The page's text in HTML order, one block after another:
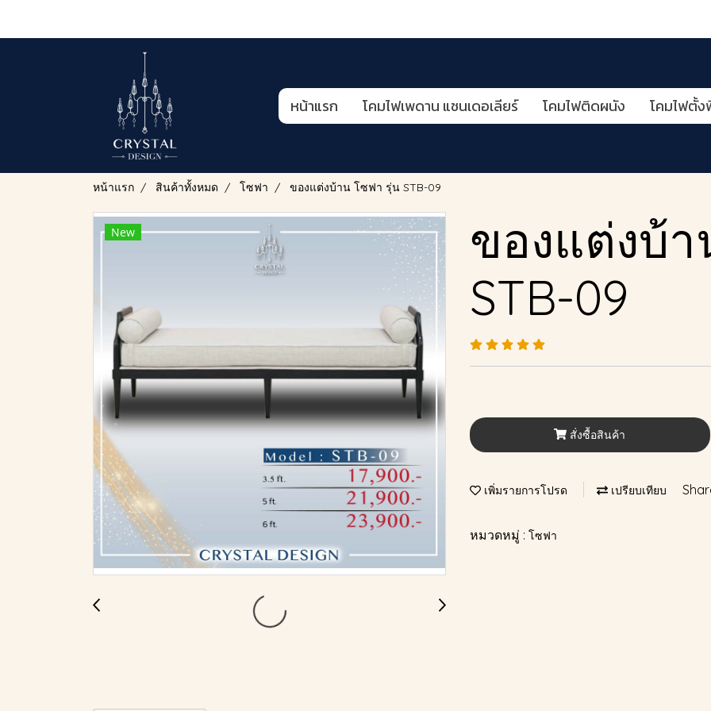
หน้าแรก โคมไฟเพดาน แชนเดอเลียร์ โคมไฟติดผนัง โคมไฟตั้
หน้าแรก สินค้าทั้งหมด โซฟา ของแต่งบ้าน โซฟา รุ่น STB-09
New
ของแต่งบ้
STB-09
สั่งซื้อสินค้า
เพิ่มรายการโปรด เปรียบเทียบ
หมวดหมู่ : โซฟา